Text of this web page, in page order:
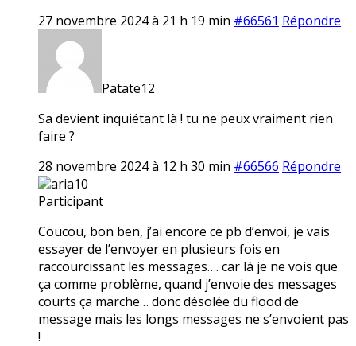
27 novembre 2024 à 21 h 19 min #66561 Répondre
Patate12
Sa devient inquiétant là ! tu ne peux vraiment rien
faire ?
28 novembre 2024 à 12 h 30 min #66566 Répondre
aria10
Participant
Coucou, bon ben, j’ai encore ce pb d’envoi, je vais
essayer de l’envoyer en plusieurs fois en
raccourcissant les messages…. car là je ne vois que
ça comme problème, quand j’envoie des messages
courts ça marche… donc désolée du flood de
message mais les longs messages ne s’envoient pas
!